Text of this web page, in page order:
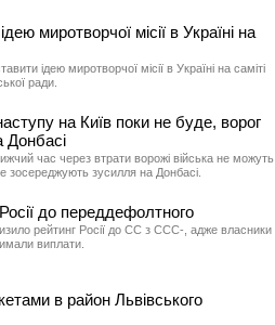
миротворчої місії в Україні на
ідею миротворчої місії в Україні на саміті
ради.
на Київ поки не буде, ворог
Донбасі
час через втрати ворожі війська не можуть
зосереджують зусилля на Донбасі.
до переддефолтного
рейтинг Росії до CC з CCC-, адже власники
виплати.
в район Львівського